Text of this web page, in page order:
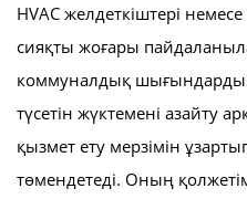
HVAC желдеткіштері
сияқты жоғары
коммуналдық шығындарды
түсетін жүктемені азайту
қызмет ету мерзімін
төмендетеді. Оның